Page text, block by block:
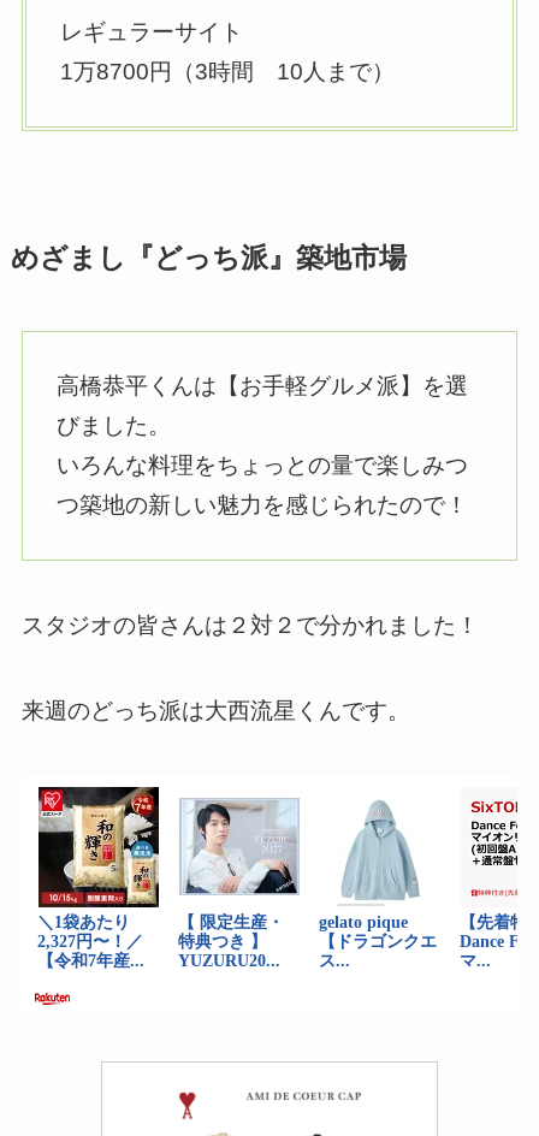
レギュラーサイト
1万8700円（3時間 10人まで）
めざまし『どっち派』築地市場
高橋恭平くんは【お手軽グルメ派】を選
びました。
いろんな料理をちょっとの量で楽しみつ
つ築地の新しい魅力を感じられたので！
スタジオの皆さんは２対２で分かれました！
来週のどっち派は大西流星くんです。